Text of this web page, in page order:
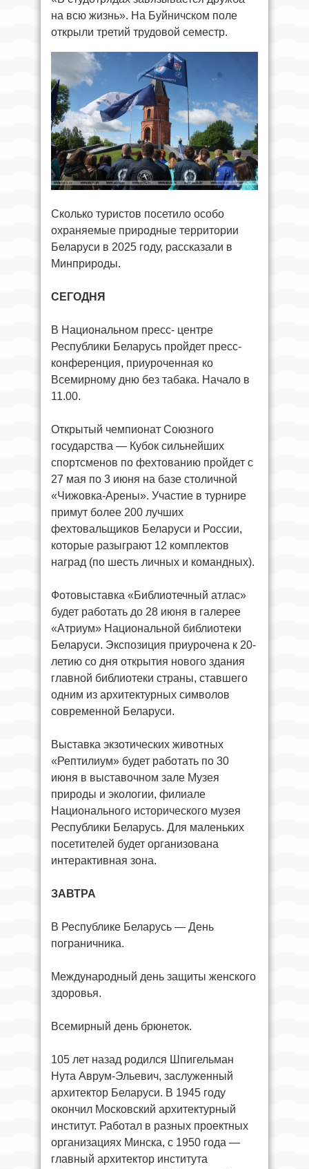
на всю жизнь». На Буйничском поле
открыли третий трудовой семестр.
Сколько туристов посетило особо
охраняемые природные территории
Беларуси в 2025 году, рассказали в
Минприроды.
СЕГОДНЯ
В Национальном пресс- центре
Республики Беларусь пройдет пресс-
конференция, приуроченная ко
Всемирному дню без табака. Начало в
11.00.
Открытый чемпионат Союзного
государства — Кубок сильнейших
спортсменов по фехтованию пройдет с
27 мая по 3 июня на базе столичной
«Чижовка-Арены». Участие в турнире
примут более 200 лучших
фехтовальщиков Беларуси и России,
которые разыграют 12 комплектов
наград (по шесть личных и командных).
Фотовыставка «Библиотечный атлас»
будет работать до 28 июня в галерее
«Атриум» Национальной библиотеки
Беларуси. Экспозиция приурочена к 20-
летию со дня открытия нового здания
главной библиотеки страны, ставшего
одним из архитектурных символов
современной Беларуси.
Выставка экзотических животных
«Рептилиум» будет работать по 30
июня в выставочном зале Музея
природы и экологии, филиале
Национального исторического музея
Республики Беларусь. Для маленьких
посетителей будет организована
интерактивная зона.
ЗАВТРА
В Республике Беларусь — День
пограничника.
Международный день защиты женского
здоровья.
Всемирный день брюнеток.
105 лет назад родился Шпигельман
Нута Аврум-Эльевич, заслуженный
архитектор Беларуси. В 1945 году
окончил Московский архитектурный
институт. Работал в разных проектных
организациях Минска, с 1950 года —
главный архитектор института